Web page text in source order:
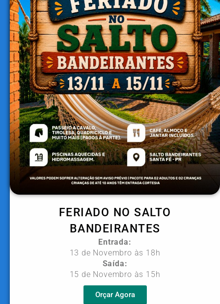
FERIADO NO SALTO
BANDEIRANTES
Entrada:
13 de Novembro às 18h
Saída:
15 de Novembro às 15h
Orçar Agora